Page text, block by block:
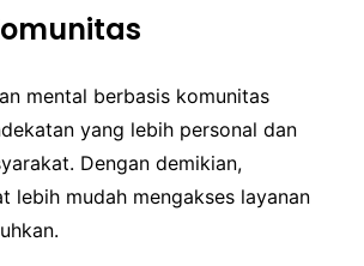
mental berbasis komunitas
yang lebih personal dan
Dengan demikian,
lebih mudah mengakses layanan